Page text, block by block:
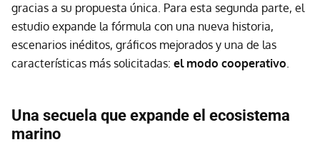
gracias a su propuesta única. Para esta segunda parte, el
estudio expande la fórmula con una nueva historia,
escenarios inéditos, gráficos mejorados y una de las
características más solicitadas: el modo cooperativo.
Una secuela que expande el ecosistema
marino